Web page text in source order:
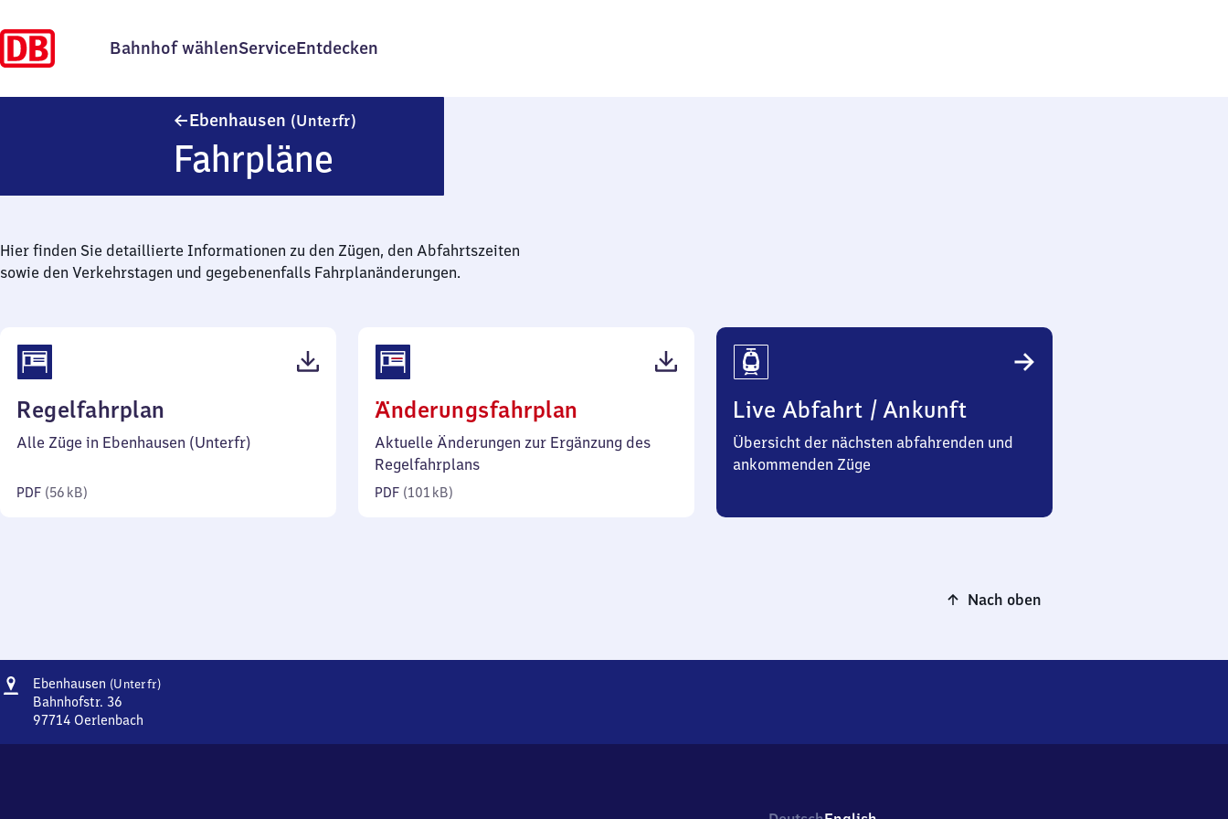
Bahnhof wählenServiceEntdecken
Ebenhausen (Unterfr)
Fahrpläne
Hier finden Sie detaillierte Informationen zu den Zügen, den Abfahrtszeiten
sowie den Verkehrstagen und gegebenenfalls Fahrplanänderungen.
Regelfahrplan
56
Alle Züge in Ebenhausen (Unterfr)
PDF (56 kB)
Änderungsfahrplan
101
Aktuelle Änderungen zur Ergänzung des
Regelfahrplans
PDF (101 kB)
Live Abfahrt / Ankunft
Übersicht der nächsten abfahrenden und
ankommenden Züge
Nach oben
Adresse
Ebenhausen (Unterfr)Ebenhausen
Bahnhofstr. 36
97714 Oerlenbach